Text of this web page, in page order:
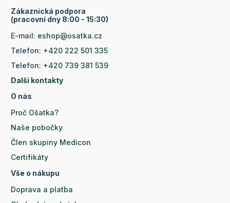
Zákaznická podpora
(pracovní dny 8:00 - 15:30)
E-mail: eshop@osatka.cz
Telefon: +420 222 501 335
Telefon: +420 739 381 539
Další kontakty
O nás
Proč Ošatka?
Naše pobočky
Člen skupiny Medicon
Certifikáty
Vše o nákupu
Doprava a platba